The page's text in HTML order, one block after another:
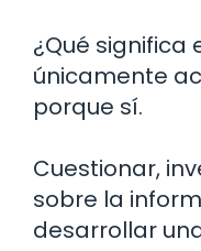
¿Qué significa
únicamente
porque sí.
Cuestionar,
sobre la
desarrollar